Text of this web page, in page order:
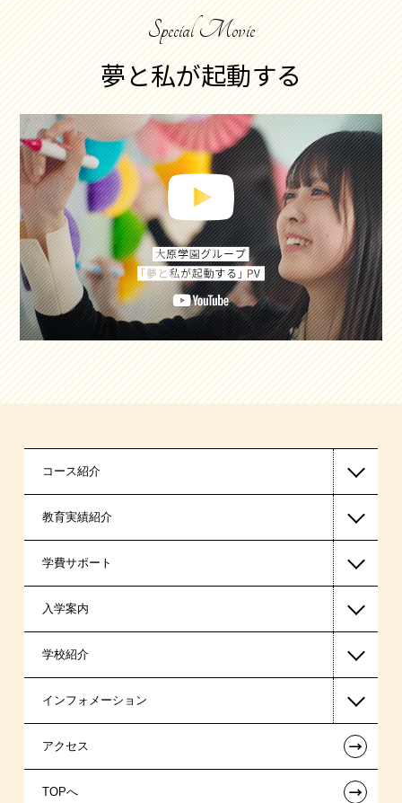
Special Movie
夢と私が起動する
コース紹介
アニメーションコース
アニメ声優・映像制作コース
イラストレーションコース
キャラクターイラストコース
教育実績紹介
就職・デビューサポート体制
産学連携
学費サポート
高等教育の修学支援新制度
日本学生支援機構の奨学金
国の教育ローン
提携教育ローン
新聞奨学生
入学案内
一般入学
AO入学
指定校推薦入学
指定校自己推薦入学
学校紹介
在校生からあなたへ
夢を叶えた先輩たち
施設・研修所
インフォメーション
お知らせ・新着情報
在校生へのお知らせ
アクセス ←
TOPへ ←